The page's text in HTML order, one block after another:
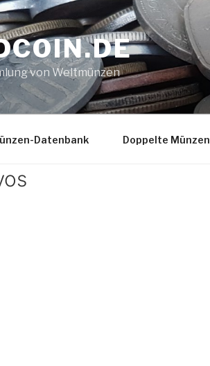
von Weltmünzen
Datenbank Doppelte Münzen